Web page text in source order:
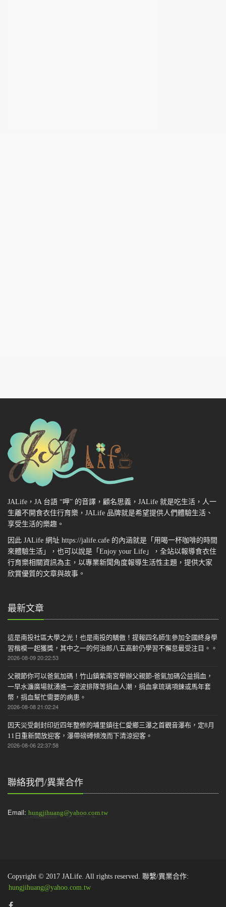
JALife，JA 台語 “呷” 的音譯，顧名思義，JALife 就是吃生活，人一
生離不開食衣住行育樂，JALife 品牌就是希望提供人們體驗生活、
享受生活的樂趣。
因此 JALife 網址 https://jalife.cafe 的內涵就是「用喝一杯咖啡的時間
來體驗生活」，也可以說是「Enjoy your Life」，全站以報導食衣住
行育樂相關資訊為主，以專業新聞角度報導生活性主題，提供大家
欣賞優質的文章與故事。
最新文章
這是南投社區大學之光！也是南投的驕傲！提報四名師生參加全國終身學
習楷模一起獲獎，其中之一的何治郎八五高齡仍學習不懈怠最受注目。。
2026-08-09 20:22:53
父親節你可以爸氣加碼！竹山鎮紫南宮舉辦父親節-爸氣加碼公益捐血，
一早水濂廣場就湧進一波波排隊等捐血人潮，捐血拿琉璃項鍊或馬年套
幣，捐血幫忙需要的病患。
2026-08-08 21:02:24
因天災受創封印近四年整修的埔里鎮往仁愛鄉三瀑之首觀音瀑布，定8月
11日重新開放迎客，瀑帶磅磗傾洩而下清涼迎客。
2026-08-06 22:37:58
聯絡我們/異業合作
Email: hungjihuang@yahoo.com.tw
Copyright © 2017 JALife. All rights reserved. 聯繫/異業合作:
hungjihuang@yahoo.com.tw